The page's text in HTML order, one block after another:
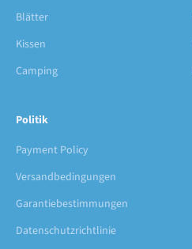
Blätter
Kissen
Camping
Politik
Payment Policy
Versandbedingungen
Garantiebestimmungen
Datenschutzrichtlinie